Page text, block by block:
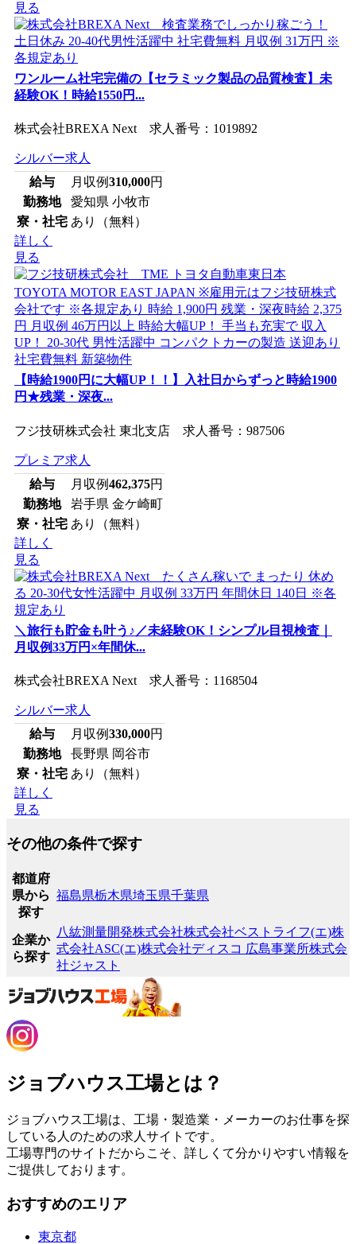
見る
ワンルーム社宅完備の【セラミック製品の品質検査】未
経験OK！時給1550円...
株式会社BREXA Next 求人番号：1019892
シルバー求人
給与
月収例310,000円
勤務地
愛知県 小牧市
寮・社宅 あり（無料）
詳しく
見る
【時給1900円に大幅UP！！】入社日からずっと時給1900
円★残業・深夜...
フジ技研株式会社 東北支店 求人番号：987506
プレミア求人
給与
月収例462,375円
勤務地
岩手県 金ケ崎町
寮・社宅 あり（無料）
詳しく
見る
＼旅行も貯金も叶う♪／未経験OK！シンプル目視検査｜
月収例33万円×年間休...
株式会社BREXA Next 求人番号：1168504
シルバー求人
給与
月収例330,000円
勤務地
長野県 岡谷市
寮・社宅 あり（無料）
詳しく
見る
その他の条件で探す
都道府
県から
探す
福島県栃木県埼玉県千葉県
企業か
ら探す
八紘測量開発株式会社株式会社ベストライフ(エ)株
式会社ASC(エ)株式会社ディスコ 広島事業所株式会
社ジャスト
ジョブハウス工場とは？
ジョブハウス工場は、工場・製造業・メーカーのお仕事を探
している人のための求人サイトです。
工場専門のサイトだからこそ、詳しくて分かりやすい情報を
ご提供しております。
おすすめのエリア
東京都